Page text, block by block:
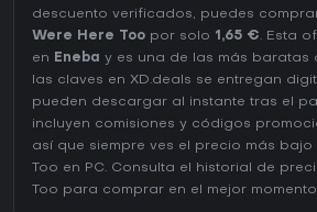
descuento verificados, puedes
Were Here Too por solo 1,65 €. Esta
en Eneba y es una de las más baratas
las claves en XD.deals se entregan
pueden descargar al instante tras el
incluyen comisiones y códigos
así que siempre ves el precio más bajo
Too en PC. Consulta el
historial de
Too para comprar en el mejor